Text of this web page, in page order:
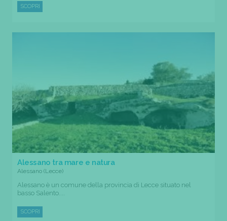
SCOPRI
Alessano tra mare e natura
Alessano (Lecce)
Alessano è un comune della provincia di Lecce situato nel
basso Salento....
SCOPRI